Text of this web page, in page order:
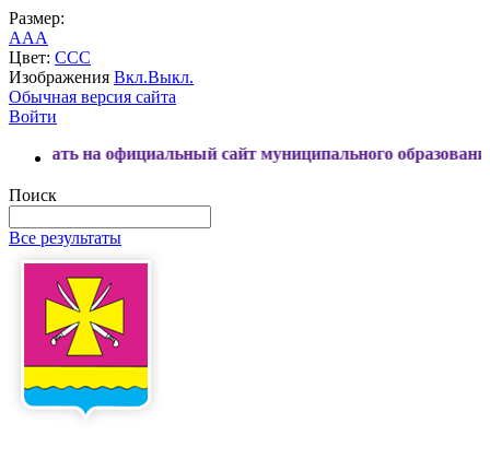
Размер:
AAA
Цвет: CCC
Изображения Вкл.Выкл.
Обычная версия сайта
Войти
официальный сайт муниципального образования Динской
Поиск
Все результаты